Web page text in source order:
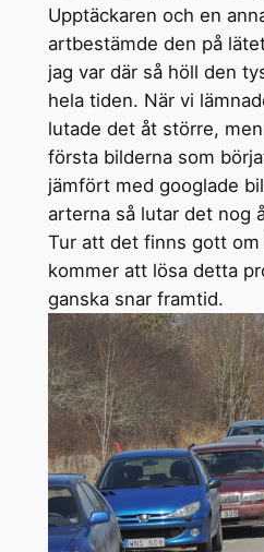
Upptäckaren och en
artbestämde den på
jag var där så höll den
hela tiden. När vi
lutade det åt större,
första bilderna som
jämfört med googlade
arterna så lutar det nog
Tur att det finns gott om
kommer att lösa detta
ganska snar framtid.